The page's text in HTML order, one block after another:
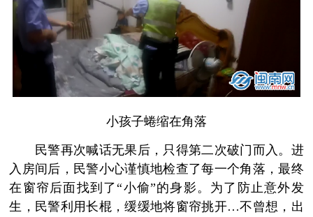
小孩子蜷缩在角落
民警再次喊话无果后，只得第二次破门而入。进
入房间后，民警小心谨慎地检查了每一个角落，最终
在窗帘后面找到了“小偷”的身影。为了防止意外发
生，民警利用长棍，缓缓地将窗帘挑开…不曾想，出